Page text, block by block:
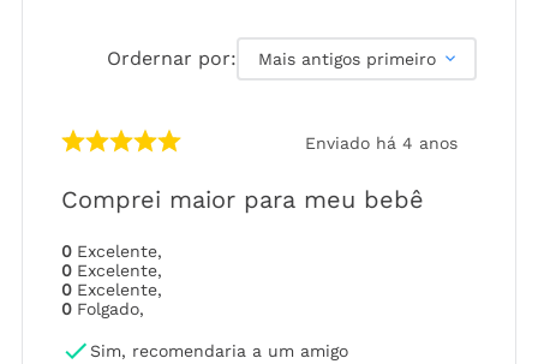
Ordernar por: Mais antigos primeiro
Enviado há 4 anos
Comprei maior para meu bebê
0 Excelente,
0 Excelente,
0 Excelente,
0 Folgado,
Sim, recomendaria a um amigo